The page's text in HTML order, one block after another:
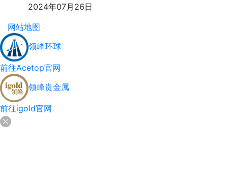
2024年07月26日
网站地图
领峰环球
前往Acetop官网
领峰贵金属
前往igold官网